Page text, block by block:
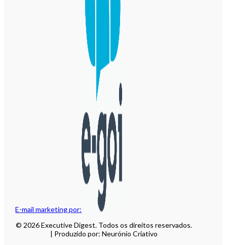
E-mail marketing por:
© 2026 Executive Digest. Todos os direitos reservados.
| Produzido por: Neurónio Criativo